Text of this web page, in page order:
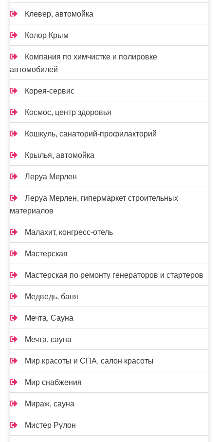
Клевер, автомойка
Колор Крым
Компания по химчистке и полировке
автомобилей
Корея-сервис
Космос, центр здоровья
Кошкуль, санаторий-профилакторий
Крылья, автомойка
Леруа Мерлен
Леруа Мерлен, гипермаркет строительных
материалов
Малахит, конгресс-отель
Мастерская
Мастерская по ремонту генераторов и стартеров
Медведь, баня
Мечта, Сауна
Мечта, сауна
Мир красоты и СПА, салон красоты
Мир снабжения
Мираж, сауна
Мистер Рулон